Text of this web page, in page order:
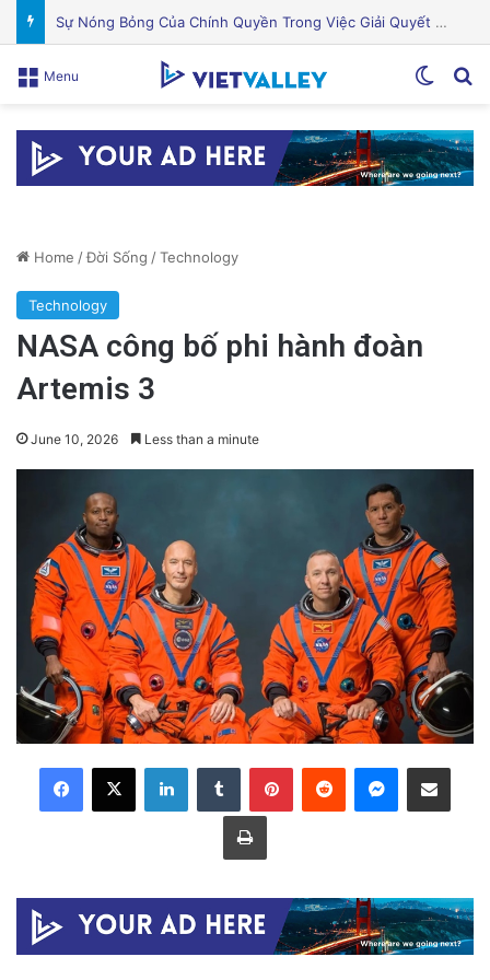
Khám Phá Máy Đào Hầm Nổ Đá Đầu Tiên Trên Thế Giới: Bước Đột Phá Trong Công Nghệ Xây Dựng
Menu
Home /Đời Sống /Technology
Technology
NASA công bố phi hành đoàn
Artemis 3
June 10, 2026 Less than a minute
LinkedInTumblr PinterestReddit Messenger
Share via Email
Print